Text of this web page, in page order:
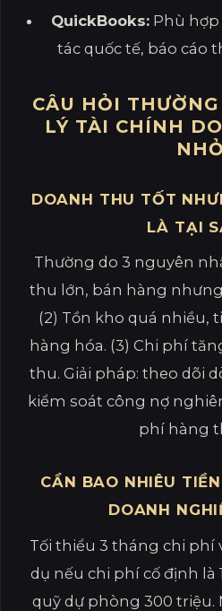
QuickBooks:Phù hợp
tác quốc tế, báo cáo
CÂU HỎI
LÝ TÀI CHÍNH
NHỎ
DOANH THU TỐT
LÀ TẠI
Thường do 3 nguyên
thu lớn, bán hàng
(2) Tồn kho quá nhiều,
hàng hóa. (3) Chi phí
thu. Giải pháp: theo dõi
kiểm soát công nợ
phí hàng
CẦN BAO NHIÊU
DOANH
Tối thiểu 3 tháng chi phí
dụ nếu chi phí cố định là
quỹ dự phòng 300